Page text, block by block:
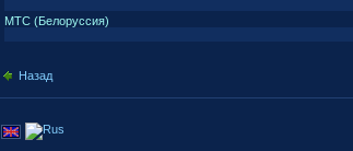
МТС (Белоруссия)
Назад